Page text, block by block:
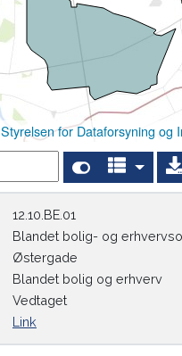
Styrelsen for Dataforsyning og
12.10.BE.01
Blandet bolig- og
Østergade
Blandet bolig og erhverv
Vedtaget
Link